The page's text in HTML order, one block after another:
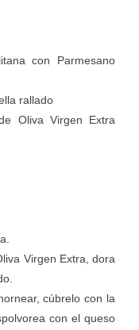
con Parmesano
rallado
Virgen Extra
Virgen Extra, dora
cúbrelo con la
con el queso